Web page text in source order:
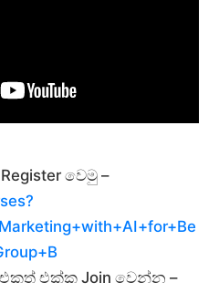
වෙමු –
එකත් එක්ක Join වෙන්න –